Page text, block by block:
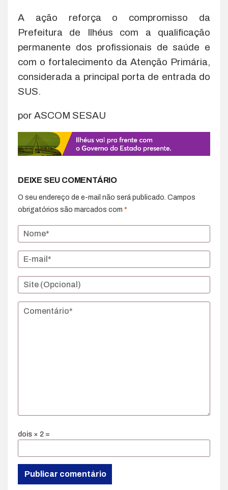
A ação reforça o compromisso da
Prefeitura de Ilhéus com a qualificação
permanente dos profissionais de saúde e
com o fortalecimento da Atenção Primária,
considerada a principal porta de entrada do
SUS.
por ASCOM SESAU
DEIXE SEU COMENTÁRIO
O seu endereço de e-mail não será publicado. Campos
obrigatórios são marcados com *
dois × 2 =